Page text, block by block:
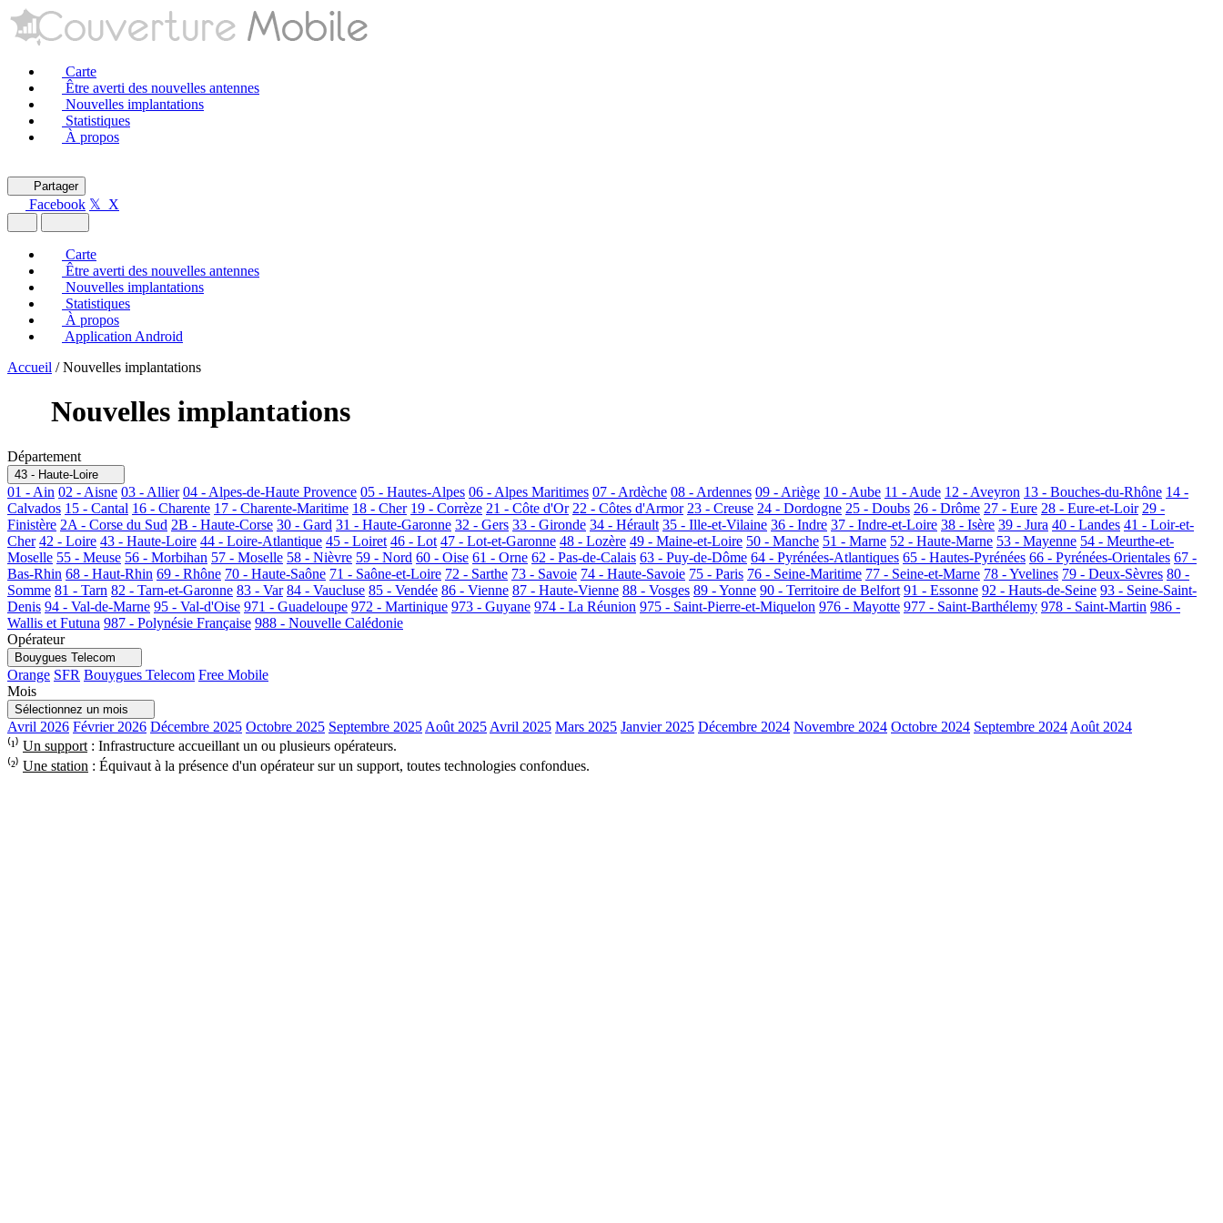
Carte
Être averti des nouvelles antennes
Nouvelles implantations
Statistiques
À propos
Partager
Facebook 𝕏 X
Carte
Être averti des nouvelles antennes
Nouvelles implantations
Statistiques
À propos
Application Android
Accueil / Nouvelles implantations
Nouvelles implantations
Département
43 - Haute-Loire
01 - Ain 02 - Aisne 03 - Allier 04 - Alpes-de-Haute Provence 05 - Hautes-Alpes 06 - Alpes Maritimes 07 - Ardèche 08 - Ardennes 09 - Ariège 10 - Aube 11 - Aude 12 - Aveyron 13 - Bouches-du-Rhône 14 -
Calvados 15 - Cantal 16 - Charente 17 - Charente-Maritime 18 - Cher 19 - Corrèze 21 - Côte d'Or 22 - Côtes d'Armor 23 - Creuse 24 - Dordogne 25 - Doubs 26 - Drôme 27 - Eure 28 - Eure-et-Loir 29 -
Finistère 2A - Corse du Sud 2B - Haute-Corse 30 - Gard 31 - Haute-Garonne 32 - Gers 33 - Gironde 34 - Hérault 35 - Ille-et-Vilaine 36 - Indre 37 - Indre-et-Loire 38 - Isère 39 - Jura 40 - Landes 41 - Loir-et-
Cher 42 - Loire 43 - Haute-Loire 44 - Loire-Atlantique 45 - Loiret 46 - Lot 47 - Lot-et-Garonne 48 - Lozère 49 - Maine-et-Loire 50 - Manche 51 - Marne 52 - Haute-Marne 53 - Mayenne 54 - Meurthe-et-
Moselle 55 - Meuse 56 - Morbihan 57 - Moselle 58 - Nièvre 59 - Nord 60 - Oise 61 - Orne 62 - Pas-de-Calais 63 - Puy-de-Dôme 64 - Pyrénées-Atlantiques 65 - Hautes-Pyrénées 66 - Pyrénées-Orientales 67 -
Bas-Rhin 68 - Haut-Rhin 69 - Rhône 70 - Haute-Saône 71 - Saône-et-Loire 72 - Sarthe 73 - Savoie 74 - Haute-Savoie 75 - Paris 76 - Seine-Maritime 77 - Seine-et-Marne 78 - Yvelines 79 - Deux-Sèvres 80 -
Somme 81 - Tarn 82 - Tarn-et-Garonne 83 - Var 84 - Vaucluse 85 - Vendée 86 - Vienne 87 - Haute-Vienne 88 - Vosges 89 - Yonne 90 - Territoire de Belfort 91 - Essonne 92 - Hauts-de-Seine 93 - Seine-Saint-
Denis 94 - Val-de-Marne 95 - Val-d'Oise 971 - Guadeloupe 972 - Martinique 973 - Guyane 974 - La Réunion 975 - Saint-Pierre-et-Miquelon 976 - Mayotte 977 - Saint-Barthélemy 978 - Saint-Martin 986 -
Wallis et Futuna 987 - Polynésie Française 988 - Nouvelle Calédonie
Opérateur
Bouygues Telecom
Orange SFR Bouygues Telecom Free Mobile
Mois
Sélectionnez un mois
Avril 2026 Février 2026 Décembre 2025 Octobre 2025 Septembre 2025 Août 2025 Avril 2025 Mars 2025 Janvier 2025 Décembre 2024 Novembre 2024 Octobre 2024 Septembre 2024 Août 2024
⁽¹⁾ Un support : Infrastructure accueillant un ou plusieurs opérateurs.
⁽²⁾ Une station : Équivaut à la présence d'un opérateur sur un support, toutes technologies confondues.